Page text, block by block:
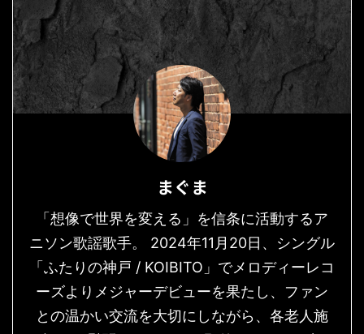
まぐま
「想像で世界を変える」を信条に活動するア
ニソン歌謡歌手。 2024年11月20日、シングル
「ふたりの神戸 / KOIBITO」でメロディーレコ
ーズよりメジャーデビューを果たし、ファン
との温かい交流を大切にしながら、各老人施